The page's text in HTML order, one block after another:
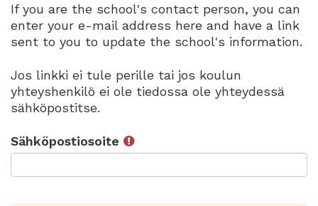
If you are the school's contact person, you can
enter your e-mail address here and have a link
sent to you to update the school's information.
Jos linkki ei tule perille tai jos koulun
yhteyshenkilö ei ole tiedossa ole yhteydessä
sähköpostitse.
Sähköpostiosoite